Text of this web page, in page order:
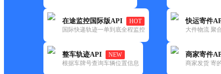
在途监控国际版API
HOT
国际快递轨迹一单到底全程监控
整车轨迹API
NEW
根据车牌号查询车辆位置信息
快运寄件
大件物流 聚
商家寄件
商家发货 寄
邮政
芙蓉镇邮政支局
更新时间：2021-12-03 00:00:00